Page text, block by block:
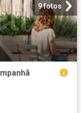
9 fotos